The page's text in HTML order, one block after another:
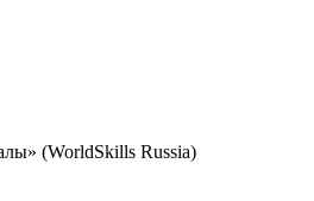
(WorldSkills Russia)